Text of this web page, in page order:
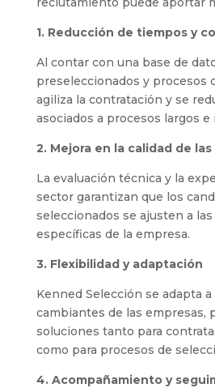
1. Reducción de tiempos y
Al contar con una base de
preseleccionados y procesos
agiliza la contratación y se
asociados a procesos largos
2. Mejora en la calidad de
La evaluación técnica y la
sector garantizan que los
seleccionados se ajusten a
específicas de la empresa.
3. Flexibilidad y adaptación
Kenned Selección se adapta
cambiantes de las empresas,
soluciones tanto para
como para procesos de
4. Acompañamiento y